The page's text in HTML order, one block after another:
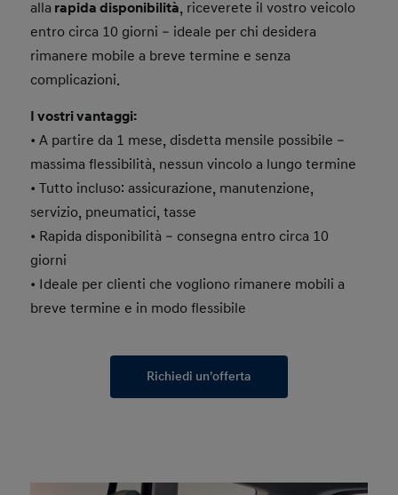
alla rapida disponibilità, riceverete il vostro veicolo
entro circa 10 giorni – ideale per chi desidera
rimanere mobile a breve termine e senza
complicazioni.
I vostri vantaggi:
• A partire da 1 mese, disdetta mensile possibile –
massima flessibilità, nessun vincolo a lungo termine
• Tutto incluso: assicurazione, manutenzione,
servizio, pneumatici, tasse
• Rapida disponibilità – consegna entro circa 10
giorni
• Ideale per clienti che vogliono rimanere mobili a
breve termine e in modo flessibile
Richiedi un’offerta